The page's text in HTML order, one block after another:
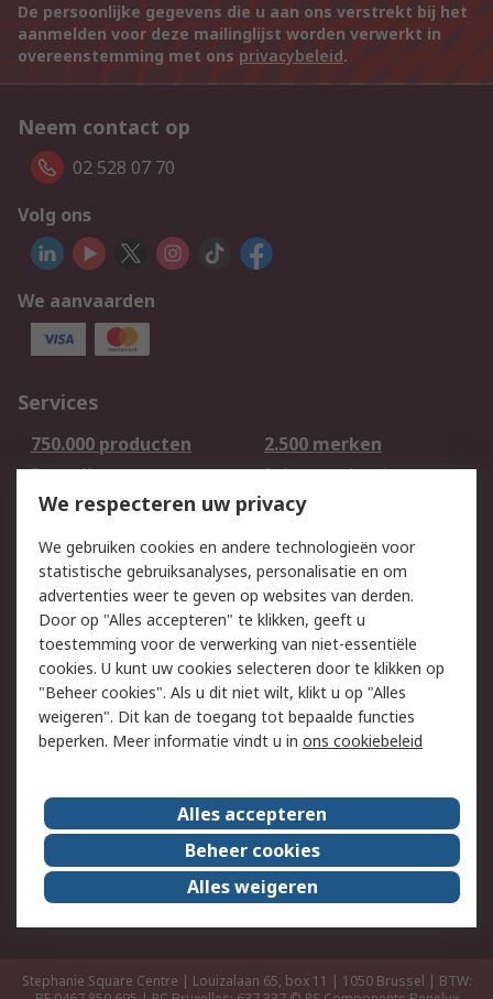
De persoonlijke gegevens die u aan ons verstrekt bij het
aanmelden voor deze mailinglijst worden verwerkt in
overeenstemming met ons privacybeleid.
Neem contact op
02 528 07 70
Volg ons
We aanvaarden
Services
750.000 producten
2.500 merken
Bestellen
Inkoopoplossingen
Retouren
Technisch advies
Track & Trace
Wettelijk
Cookiebeleid
Email veiligheid
Privacybeleid -
Bijgewerkt
Websitevoorwaarden
Algemene
verkoopvoorwaarden
Over RS
RS Group
Over ons
RS wereldwijd
Werken bij RS
ESG
Stephanie Square Centre | Louizalaan 65, box 11 | 1050 Brussel | BTW:
We respecteren uw privacy
We gebruiken cookies en andere technologieën voor
statistische gebruiksanalyses, personalisatie en om
advertenties weer te geven op websites van derden.
Door op "Alles accepteren" te klikken, geeft u
toestemming voor de verwerking van niet-essentiële
cookies. U kunt uw cookies selecteren door te klikken op
"Beheer cookies". Als u dit niet wilt, klikt u op "Alles
weigeren". Dit kan de toegang tot bepaalde functies
beperken. Meer informatie vindt u in ons cookiebeleid
Alles accepteren
Beheer cookies
Alles weigeren